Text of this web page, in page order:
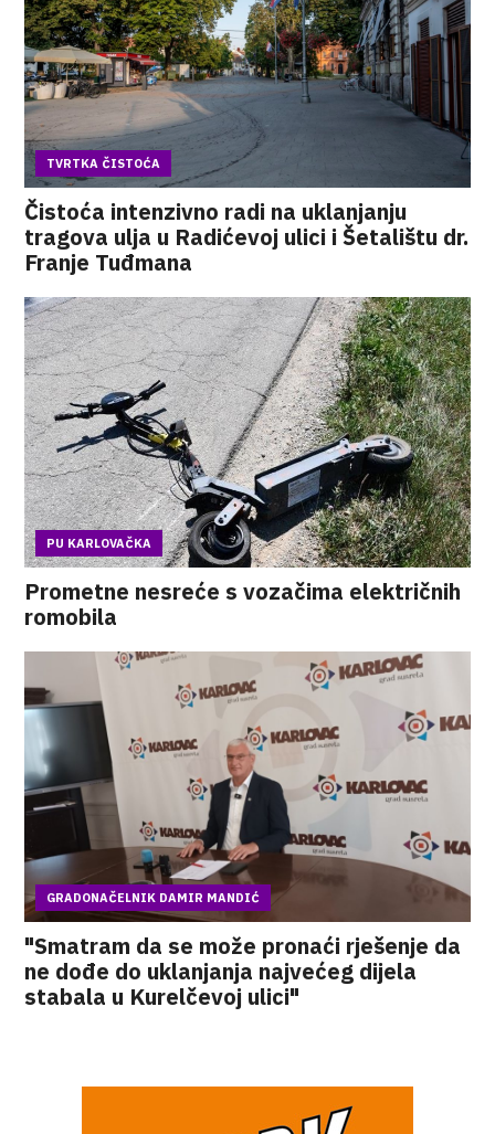
TVRTKA ČISTOĆA
Čistoća intenzivno radi na uklanjanju
tragova ulja u Radićevoj ulici i Šetalištu dr.
Franje Tuđmana
PU KARLOVAČKA
Prometne nesreće s vozačima električnih
romobila
GRADONAČELNIK DAMIR MANDIĆ
"Smatram da se može pronaći rješenje da
ne dođe do uklanjanja najvećeg dijela
stabala u Kurelčevoj ulici"